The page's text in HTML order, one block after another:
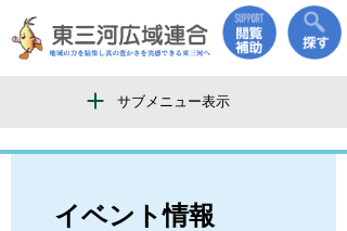
サブメニュー表示
イベント情報